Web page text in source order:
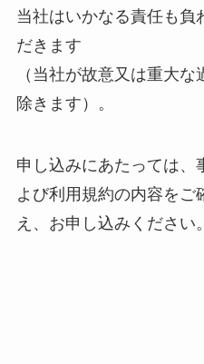
当社はいかなる責任も負
だきます
（当社が故意又は重大
除きます）。
申し込みにあたっては、
よび利用規約の内容をご
え、お申し込みください。